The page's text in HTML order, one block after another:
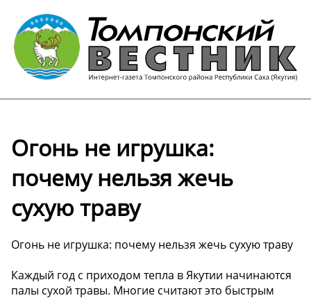
Огонь не игрушка:
почему нельзя жечь
сухую траву
Огонь не игрушка: почему нельзя жечь сухую траву
Каждый год с приходом тепла в Якутии начинаются
палы сухой травы. Многие считают это быстрым